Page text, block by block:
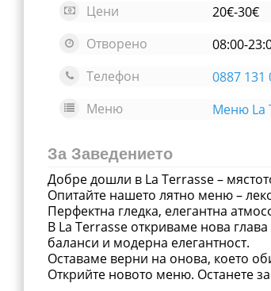
Цени
20€-30€
Отворено
08:00-
Телефон
0887 131
Меню
Меню La
За Заведението
Добре дошли в La Terrasse –
Опитайте нашето лятно меню –
Перфектна гледка, елегантна
В La Terrasse откриваме нова
баланси и модерна елегантност.
Оставаме верни на онова, което
Открийте новото меню. Останете